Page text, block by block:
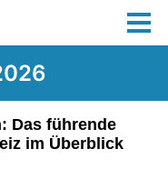
Das führende
im Überblick